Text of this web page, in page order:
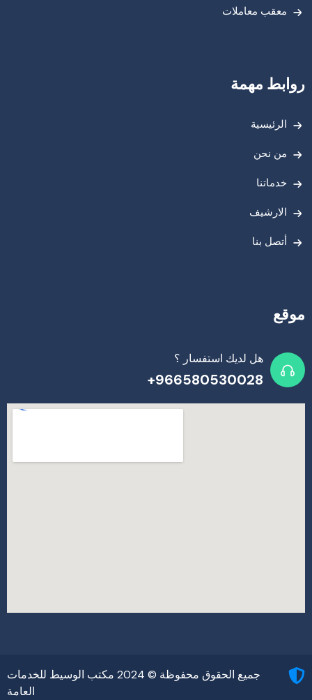
معقب معاملات
روابط مهمة
الرئيسية
من نحن
خدماتنا
الارشيف
أتصل بنا
موقع
هل لديك استفسار ؟
966580530028+
جميع الحقوق محفوظة © 2024 مكتب الوسيط للخدمات
العامة